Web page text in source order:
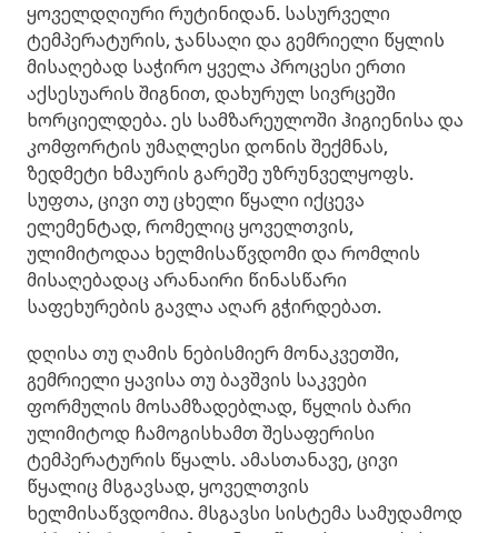
ყოველდღიური რუტინიდან. სასურველი
ტემპერატურის, ჯანსაღი და გემრიელი წყლის
მისაღებად საჭირო ყველა პროცესი ერთი
აქსესუარის შიგნით, დახურულ სივრცეში
ხორციელდება. ეს სამზარეულოში ჰიგიენისა და
კომფორტის უმაღლესი დონის შექმნას,
ზედმეტი ხმაურის გარეშე უზრუნველყოფს.
სუფთა, ცივი თუ ცხელი წყალი იქცევა
ელემენტად, რომელიც ყოველთვის,
ულიმიტოდაა ხელმისაწვდომი და რომლის
მისაღებადაც არანაირი წინასწარი
საფეხურების გავლა აღარ გჭირდებათ.
დღისა თუ ღამის ნებისმიერ მონაკვეთში,
გემრიელი ყავისა თუ ბავშვის საკვები
ფორმულის მოსამზადებლად, წყლის ბარი
ულიმიტოდ ჩამოგისხამთ შესაფერისი
ტემპერატურის წყალს. ამასთანავე, ცივი
წყალიც მსგავსად, ყოველთვის
ხელმისაწვდომია. მსგავსი სისტემა სამუდამოდ